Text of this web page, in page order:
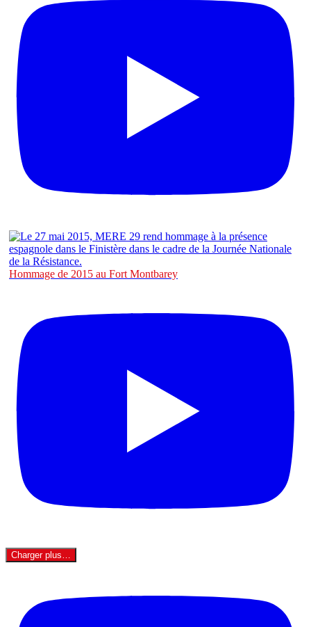
Hommage de 2015 au Fort Montbarey
Charger plus…